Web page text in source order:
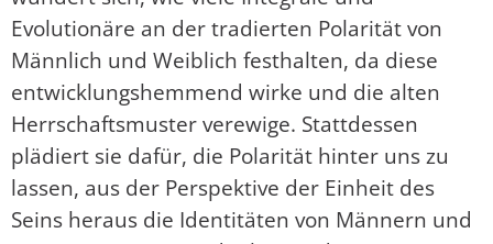
Evolutionäre an der tradierten Polarität von
Männlich und Weiblich festhalten, da diese
entwicklungshemmend wirke und die alten
Herrschaftsmuster verewige. Stattdessen
plädiert sie dafür, die Polarität hinter uns zu
lassen, aus der Perspektive der Einheit des
Seins heraus die Identitäten von Männern und